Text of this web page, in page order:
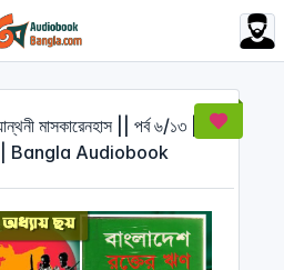
মাসকারেনহাস || পর্ব ৬/১৩ ||
Bangla Audiobook